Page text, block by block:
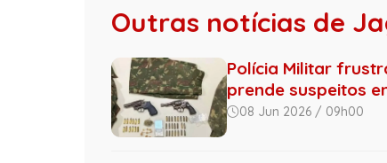
Outras notícias de
Polícia Militar
prende suspeitos
08 Jun 2026 / 09h00